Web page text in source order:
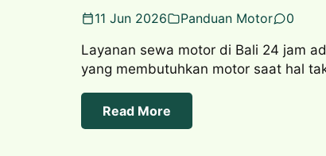
11 Jun 2026 Panduan Motor
0
Layanan sewa motor di Bali 24 jam
yang membutuhkan motor saat hal
Read More